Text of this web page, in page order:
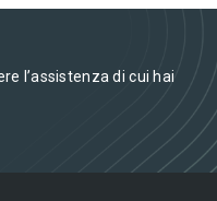
l’assistenza di cui hai